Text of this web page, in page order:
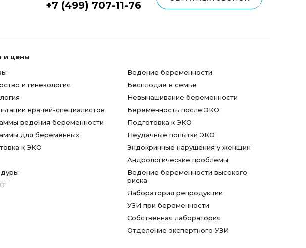
+7 (499) 707-11-76
и цены
и гинекология
врачей-специалистов
ведения беременности
для беременных
к ЭКО
Ведение беременности
Бесплодие в семье
Невынашивание беременности
Беременность после ЭКО
Подготовка к ЭКО
Неудачные попытки ЭКО
Эндокринные нарушения у женщин
Андрологические проблемы
Ведение беременности высокого
риска
Лаборатория репродукции
УЗИ при беременности
Собственная лаборатория
Отделение экспертного УЗИ